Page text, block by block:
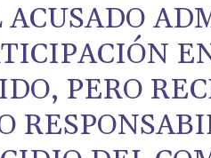
ACUSADO
PERO